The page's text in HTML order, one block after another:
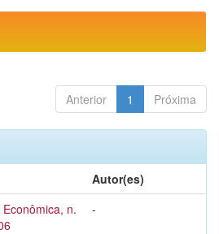
Anterior 1 Próxima
Autor(es)
n.
-